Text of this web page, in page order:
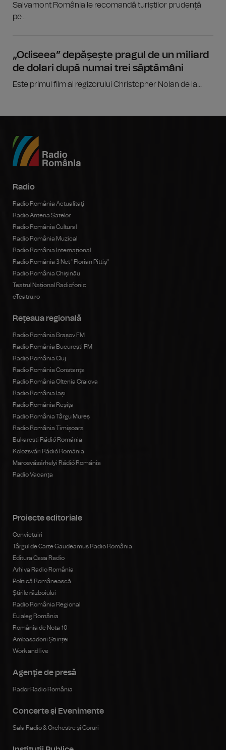
Salvamont România le recomandă turiștilor prudență
pe...
„Odiseea” depășește pragul de un miliard
de dolari după numai trei săptămâni
Este primul film al regizorului Christopher Nolan de la...
Radio
Radio România Actualitaţi
Radio Antena Satelor
Radio România Cultural
Radio România Muzical
Radio România Internațional
Radio România 3 Net "Florian Pittiş"
Radio România Chișinău
Teatrul Național Radiofonic
eTeatru.ro
Rețeaua regională
Radio România Brașov FM
Radio România Bucureşti FM
Radio România Cluj
Radio România Constanța
Radio România Oltenia Craiova
Radio România Iași
Radio România Reșița
Radio România Târgu Mureș
Radio România Timișoara
Bukaresti Rádió Románia
Kolozsvári Rádió Románia
Marosvásárhelyi Rádió Románia
Radio Vacanța
Proiecte editoriale
Conviețuiri
Târgul de Carte Gaudeamus Radio România
Editura Casa Radio
Arhiva Radio România
Politică Românească
Știrile războiului
Radio România Regional
Eu aleg România
România de Nota 10
Ambasadorii Științei
Work and live
Agenţie de presă
Rador Radio România
Concerte şi Evenimente
Sala Radio & Orchestre și Coruri